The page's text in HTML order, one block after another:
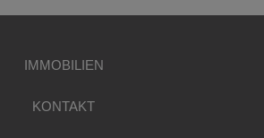
IMMOBILIEN
KONTAKT